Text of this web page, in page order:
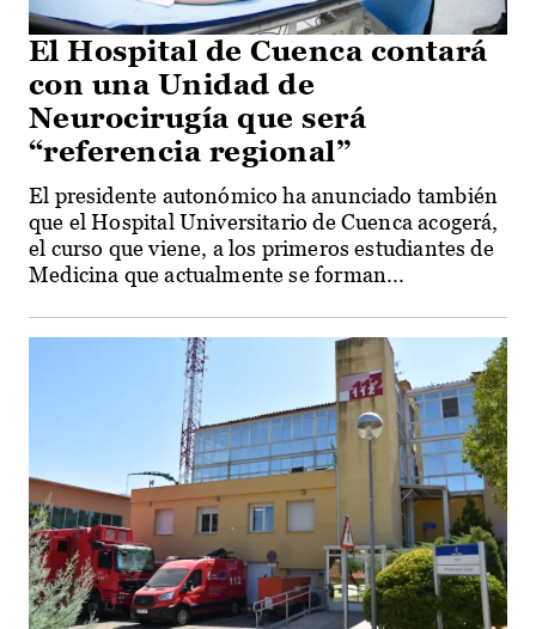
El Hospital de Cuenca contará
con una Unidad de
Neurocirugía que será
“referencia regional”
El presidente autonómico ha anunciado también
que el Hospital Universitario de Cuenca acogerá,
el curso que viene, a los primeros estudiantes de
Medicina que actualmente se forman...